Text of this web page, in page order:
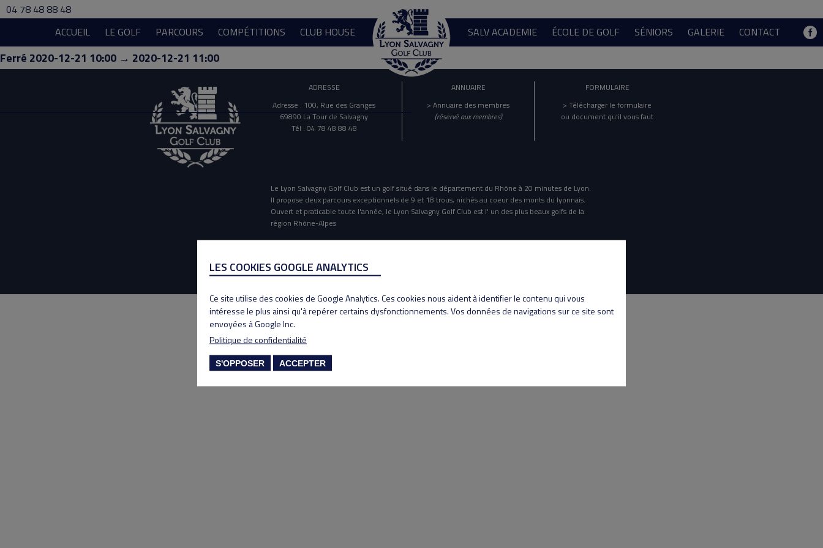
04 78 48 88 48
ACCUEIL
LE GOLF PARCOURS COMPÉTITIONS CLUB HOUSE SALV ACADEMIE ÉCOLE DE GOLF SÉNIORS GALERIE CONTACT
Ferré 2020-12-21 10:00 → 2020-12-21 11:00
ADRESSE
Adresse : 100, Rue des Granges
69890 La Tour de Salvagny
Tél : 04 78 48 88 48
ANNUAIRE
> Annuaire des membres
(réservé aux membres)
FORMULAIRE
> Télécharger le formulaire
ou document qu'il vous faut
Le Lyon Salvagny Golf Club est un golf situé dans le département du Rhône à 20 minutes de Lyon.
Il propose deux parcours exceptionnels de 9 et 18 trous, nichés au coeur des monts du lyonnais.
Ouvert et praticable toute l'année, le Lyon Salvagny Golf Club est l' un des plus beaux golfs de la
région Rhône-Alpes
Copyright 2020 Lyon Salvagny golf club
LES COOKIES GOOGLE ANALYTICS
Ce site utilise des cookies de Google Analytics. Ces cookies nous aident à identifier le contenu qui vous
intéresse le plus ainsi qu'à repérer certains dysfonctionnements. Vos données de navigations sur ce site sont
envoyées à Google Inc.
Politique de confidentialité
S'OPPOSER ACCEPTER